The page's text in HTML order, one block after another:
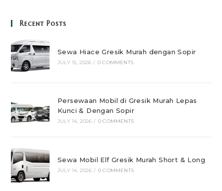
Recent Posts
Sewa Hiace Gresik Murah dengan Sopir
JULY 15, 2026 / 0 COMMENTS
Persewaan Mobil di Gresik Murah Lepas
Kunci & Dengan Sopir
JULY 14, 2026 / 0 COMMENTS
Sewa Mobil Elf Gresik Murah Short & Long
JULY 14, 2026 / 0 COMMENTS